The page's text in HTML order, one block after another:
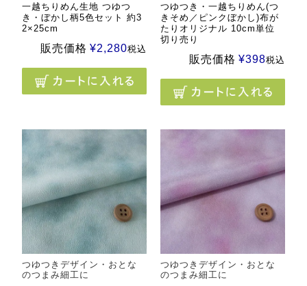
一越ちりめん生地 つゆつ
き・ぼかし柄5色セット 約3
2×25cm
販売価格 ¥2,280税込
つゆつき・一越ちりめん(つ
きそめ／ピンクぼかし)布が
たりオリジナル 10cm単位
切り売り
販売価格 ¥398税込
つゆつきデザイン・おとな
のつまみ細工に
つゆつきデザイン・おとな
のつまみ細工に